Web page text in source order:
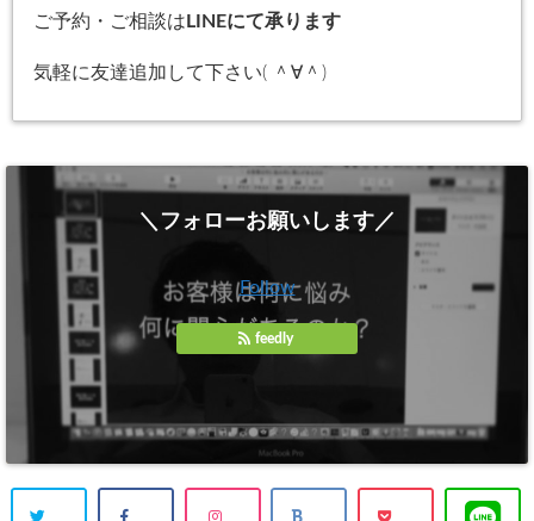
ご予約・ご相談は LINEにて承ります
気軽に友達追加して下さい( ＾∀＾)
＼フォローお願いします／
Follow
feedly